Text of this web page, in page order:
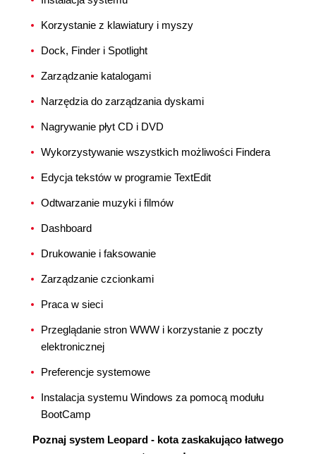
Korzystanie z klawiatury i myszy
Dock, Finder i Spotlight
Zarządzanie katalogami
Narzędzia do zarządzania dyskami
Nagrywanie płyt CD i DVD
Wykorzystywanie wszystkich możliwości Findera
Edycja tekstów w programie TextEdit
Odtwarzanie muzyki i filmów
Dashboard
Drukowanie i faksowanie
Zarządzanie czcionkami
Praca w sieci
Przeglądanie stron WWW i korzystanie z poczty
elektronicznej
Preferencje systemowe
Instalacja systemu Windows za pomocą modułu
BootCamp
Poznaj system Leopard - kota zaskakująco łatwego